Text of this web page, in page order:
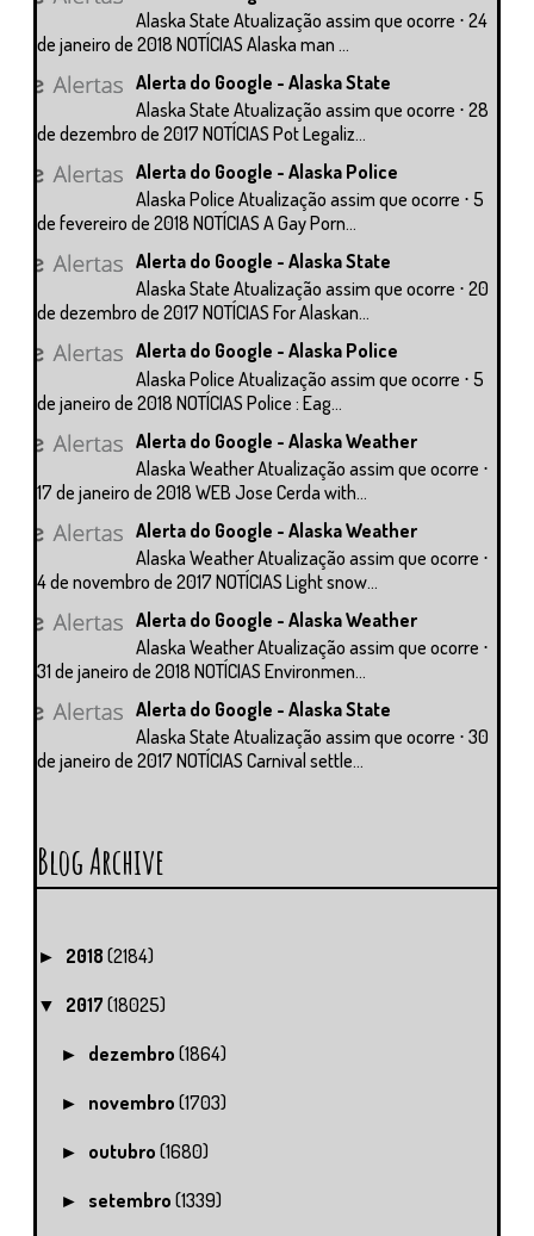
Alaska State Atualização assim que ocorre ⋅ 24
de janeiro de 2018 NOTÍCIAS Alaska man ...
Alerta do Google - Alaska State
Alaska State Atualização assim que ocorre ⋅ 28
de dezembro de 2017 NOTÍCIAS Pot Legaliz...
Alerta do Google - Alaska Police
Alaska Police Atualização assim que ocorre ⋅ 5
de fevereiro de 2018 NOTÍCIAS A Gay Porn...
Alerta do Google - Alaska State
Alaska State Atualização assim que ocorre ⋅ 20
de dezembro de 2017 NOTÍCIAS For Alaskan...
Alerta do Google - Alaska Police
Alaska Police Atualização assim que ocorre ⋅ 5
de janeiro de 2018 NOTÍCIAS Police : Eag...
Alerta do Google - Alaska Weather
Alaska Weather Atualização assim que ocorre ⋅
17 de janeiro de 2018 WEB Jose Cerda with...
Alerta do Google - Alaska Weather
Alaska Weather Atualização assim que ocorre ⋅
4 de novembro de 2017 NOTÍCIAS Light snow...
Alerta do Google - Alaska Weather
Alaska Weather Atualização assim que ocorre ⋅
31 de janeiro de 2018 NOTÍCIAS Environmen...
Alerta do Google - Alaska State
Alaska State Atualização assim que ocorre ⋅ 30
de janeiro de 2017 NOTÍCIAS Carnival settle...
Blog Archive
► 2018 (2184)
▼ 2017 (18025)
► dezembro(1864)
► novembro(1703)
► outubro(1680)
► setembro(1339)